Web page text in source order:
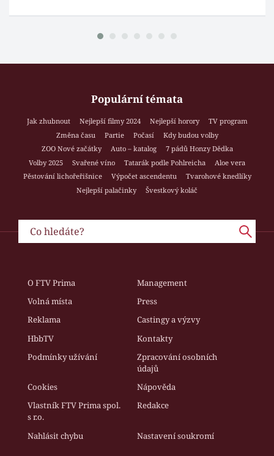
Populární témata
Jak zhubnout Nejlepší filmy 2024 Nejlepší horory
TV program
Změna času
Partie Počasí
Kdy budou volby
ZOO Nové začátky
Auto – katalog
7 pádů Honzy Dědka
Volby 2025
Svařené víno Tatarák podle Pohlreicha
Aloe vera
Pěstování lichořeřišnice
Výpočet ascendentu
Tvarohové knedlíky
Nejlepší palačinky
Švestkový koláč
O FTV Prima
Management
Volná místa
Press
Reklama
Castingy a výzvy
HbbTV
Kontakty
Podmínky užívání
Zpracování osobních
údajů
Cookies
Nápověda
Vlastník FTV Prima spol.
s r.o.
Redakce
Nahlásit chybu Nastavení soukromí